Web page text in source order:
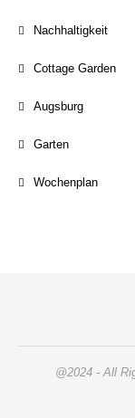
Nachhaltigkeit
Cottage Garden
Augsburg
Garten
Wochenplan
@2024 - All